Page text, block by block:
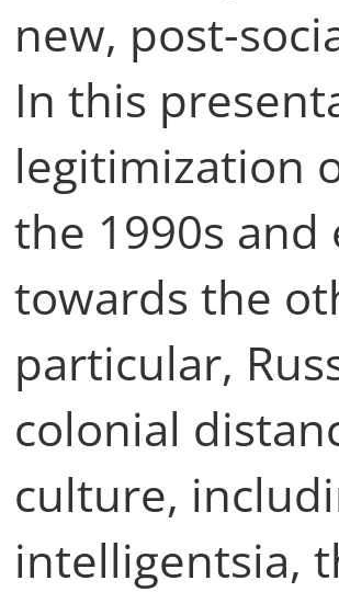
new, post-
In this
legitimization
the 1990s
towards the
particular,
colonial
culture,
intelligentsia,